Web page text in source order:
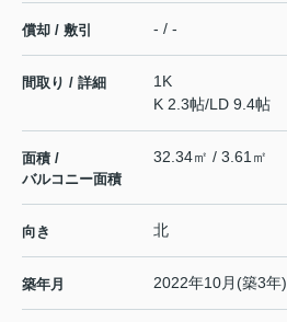
償却 / 敷引 - / -
間取り / 詳細
1K
K 2.3帖/LD 9.4帖
面積 /
バルコニー面積
32.34㎡ / 3.61㎡
向き 北
築年月 2022年10月(築3年)